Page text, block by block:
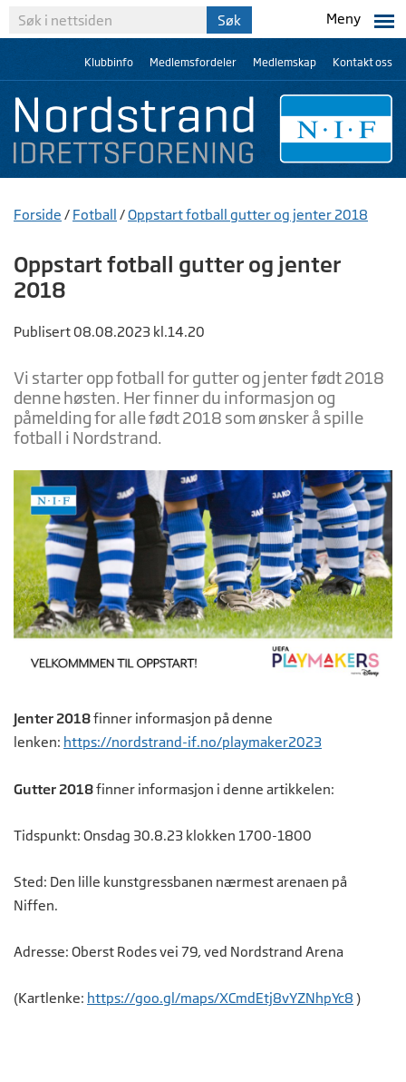
Meny
Klubbinfo Medlemsfordeler Medlemskap Kontakt oss
Forside / Fotball /Oppstart fotball gutter og jenter 2018
Oppstart fotball gutter og jenter
2018
Publisert 08.08.2023 kl.14.20
Vi starter opp fotball for gutter og jenter født 2018
denne høsten. Her finner du informasjon og
påmelding for alle født 2018 som ønsker å spille
fotball i Nordstrand.
Jenter 2018finner informasjon på denne
lenken: https://nordstrand-if.no/playmaker2023
Gutter 2018finner informasjon i denne artikkelen:
Tidspunkt: Onsdag 30.8.23 klokken 1700-1800
Sted: Den lille kunstgressbanen nærmest arenaen på
Niffen.
Adresse: Oberst Rodes vei 79, ved Nordstrand Arena
(Kartlenke: https://goo.gl/maps/XCmdEtj8vYZNhpYc8 )